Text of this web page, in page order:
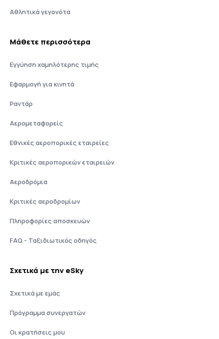
Αθλητικά γεγονότα
Μάθετε περισσότερα
Εγγύηση χαμηλότερης τιμής
Εφαρμογή για κινητά
Ραντάρ
Αερομεταφορείς
Εθνικές αεροπορικές εταιρείες
Κριτικές αεροπορικών εταιρειών
Αεροδρόμια
Κριτικές αεροδρομίων
Πληροφορίες αποσκευών
FAQ - Ταξιδιωτικός οδηγός
Σχετικά με την eSky
Σχετικά με εμάς
Πρόγραμμα συνεργατών
Οι κρατήσεις μου